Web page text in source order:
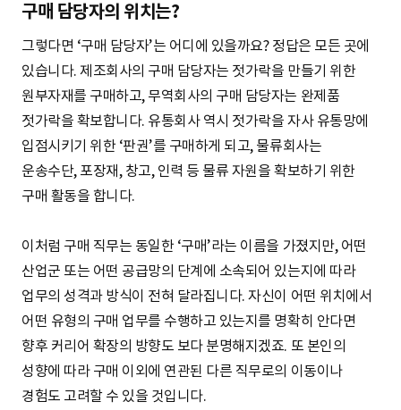
구매 담당자의 위치는?
그렇다면 ‘구매 담당자’는 어디에 있을까요? 정답은 모든 곳에
있습니다. 제조회사의 구매 담당자는 젓가락을 만들기 위한
원부자재를 구매하고, 무역회사의 구매 담당자는 완제품
젓가락을 확보합니다. 유통회사 역시 젓가락을 자사 유통망에
입점시키기 위한 ‘판권’를 구매하게 되고, 물류회사는
운송수단, 포장재, 창고, 인력 등 물류 자원을 확보하기 위한
구매 활동을 합니다.
이처럼 구매 직무는 동일한 ‘구매’라는 이름을 가졌지만, 어떤
산업군 또는 어떤 공급망의 단계에 소속되어 있는지에 따라
업무의 성격과 방식이 전혀 달라집니다. 자신이 어떤 위치에서
어떤 유형의 구매 업무를 수행하고 있는지를 명확히 안다면
향후 커리어 확장의 방향도 보다 분명해지겠죠. 또 본인의
성향에 따라 구매 이외에 연관된 다른 직무로의 이동이나
경험도 고려할 수 있을 것입니다.